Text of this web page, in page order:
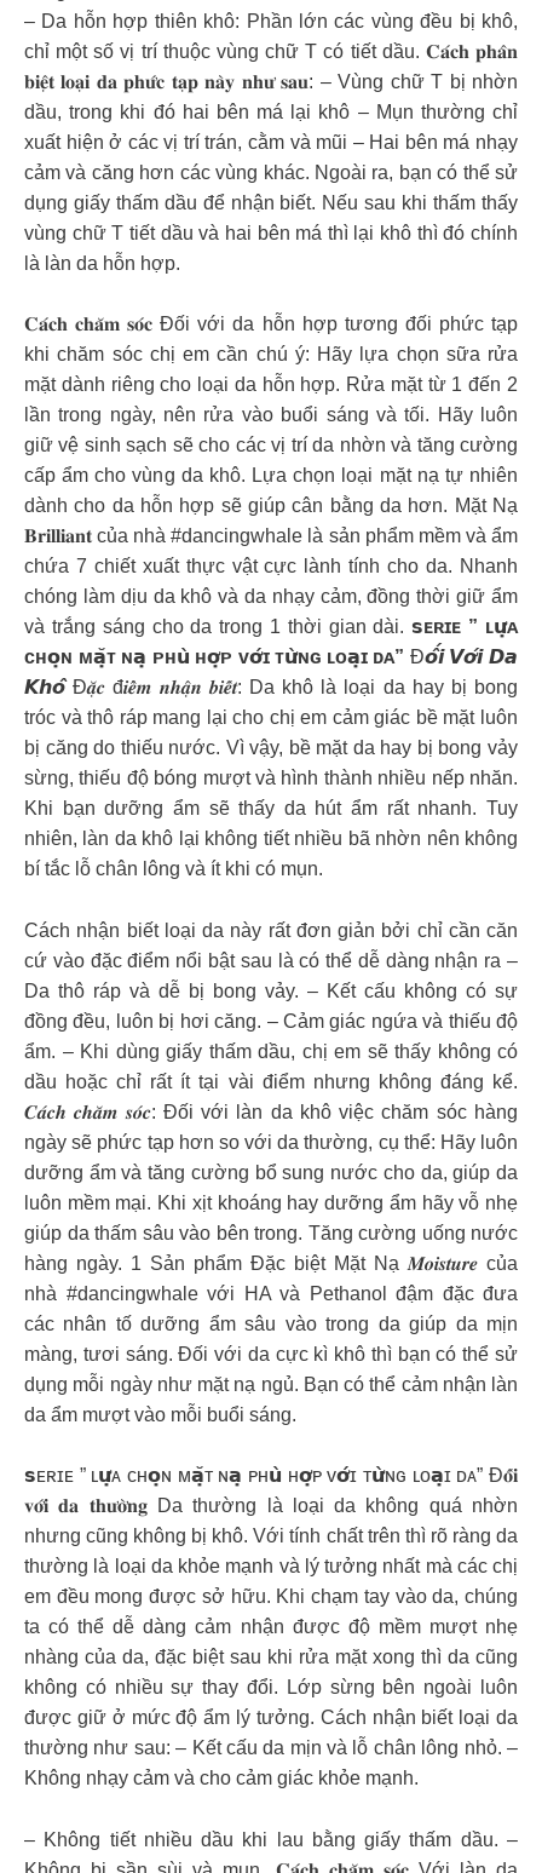
– Da hỗn hợp thiên khô: Phần lớn các vùng đều bị khô,
chỉ một số vị trí thuộc vùng chữ T có tiết dầu. 𝐂𝐚́𝐜𝐡 𝐩𝐡𝐚̂𝐧
𝐛𝐢𝐞̣̂𝐭 𝐥𝐨𝐚̣𝐢 𝐝𝐚 𝐩𝐡𝐮̛́𝐜 𝐭𝐚̣𝐩 𝐧𝐚̀𝐲 𝐧𝐡𝐮̛ 𝐬𝐚𝐮: – Vùng chữ T bị nhờn
dầu, trong khi đó hai bên má lại khô – Mụn thường chỉ
xuất hiện ở các vị trí trán, cằm và mũi – Hai bên má nhạy
cảm và căng hơn các vùng khác. Ngoài ra, bạn có thể sử
dụng giấy thấm dầu để nhận biết. Nếu sau khi thấm thấy
vùng chữ T tiết dầu và hai bên má thì lại khô thì đó chính
là làn da hỗn hợp.
𝐂𝐚́𝐜𝐡 𝐜𝐡𝐚̆𝐦 𝐬𝐨́𝐜 Đối với da hỗn hợp tương đối phức tạp
khi chăm sóc chị em cần chú ý: Hãy lựa chọn sữa rửa
mặt dành riêng cho loại da hỗn hợp. Rửa mặt từ 1 đến 2
lần trong ngày, nên rửa vào buổi sáng và tối. Hãy luôn
giữ vệ sinh sạch sẽ cho các vị trí da nhờn và tăng cường
cấp ẩm cho vùng da khô. Lựa chọn loại mặt nạ tự nhiên
dành cho da hỗn hợp sẽ giúp cân bằng da hơn. Mặt Nạ
𝐁𝐫𝐢𝐥𝐥𝐢𝐚𝐧𝐭 của nhà #dancingwhale là sản phẩm mềm và ẩm
chứa 7 chiết xuất thực vật cực lành tính cho da. Nhanh
chóng làm dịu da khô và da nhạy cảm, đồng thời giữ ẩm
và trắng sáng cho da trong 1 thời gian dài.𝘀ᴇʀɪᴇ ” ʟ𝘂̛̣ᴀ
ᴄʜ𝗼̣ɴ ᴍ𝗮̣̆ᴛ ɴ𝗮̣ ᴘʜ𝘂̀ ʜ𝗼̛̣ᴘ ᴠ𝗼̛́ɪ ᴛ𝘂̛̀ɴɢ ʟᴏ𝗮̣ɪ ᴅᴀ” Đ𝙤̂́𝙞 𝙑𝙤̛́𝙞 𝘿𝙖
𝙆𝙝𝙤̂ Đ𝒂̣̆𝒄 đ𝒊𝒆̂̉𝒎 𝒏𝒉𝒂̣̂𝒏 𝒃𝒊𝒆̂́𝒕: Da khô là loại da hay bị bong
tróc và thô ráp mang lại cho chị em cảm giác bề mặt luôn
bị căng do thiếu nước. Vì vậy, bề mặt da hay bị bong vảy
sừng, thiếu độ bóng mượt và hình thành nhiều nếp nhăn.
Khi bạn dưỡng ẩm sẽ thấy da hút ẩm rất nhanh. Tuy
nhiên, làn da khô lại không tiết nhiều bã nhờn nên không
bí tắc lỗ chân lông và ít khi có mụn.
Cách nhận biết loại da này rất đơn giản bởi chỉ cần căn
cứ vào đặc điểm nổi bật sau là có thể dễ dàng nhận ra –
Da thô ráp và dễ bị bong vảy. – Kết cấu không có sự
đồng đều, luôn bị hơi căng. – Cảm giác ngứa và thiếu độ
ẩm. – Khi dùng giấy thấm dầu, chị em sẽ thấy không có
dầu hoặc chỉ rất ít tại vài điểm nhưng không đáng kể.
𝑪𝒂́𝒄𝒉 𝒄𝒉𝒂̆𝒎 𝒔𝒐́𝒄: Đối với làn da khô việc chăm sóc hàng
ngày sẽ phức tạp hơn so với da thường, cụ thể: Hãy luôn
dưỡng ẩm và tăng cường bổ sung nước cho da, giúp da
luôn mềm mại. Khi xịt khoáng hay dưỡng ẩm hãy vỗ nhẹ
giúp da thấm sâu vào bên trong. Tăng cường uống nước
hàng ngày. 1 Sản phẩm Đặc biệt Mặt Nạ 𝑴𝒐𝒊𝒔𝒕𝒖𝒓𝒆 của
nhà #dancingwhale với HA và Pethanol đậm đặc đưa
các nhân tố dưỡng ẩm sâu vào trong da giúp da mịn
màng, tươi sáng. Đối với da cực kì khô thì bạn có thể sử
dụng mỗi ngày như mặt nạ ngủ. Bạn có thể cảm nhận làn
da ẩm mượt vào mỗi buổi sáng.
𝘀ᴇʀɪᴇ ” ʟ𝘂̛̣ᴀ ᴄʜ𝗼̣ɴ ᴍ𝗮̣̆ᴛ ɴ𝗮̣ ᴘʜ𝘂̀ ʜ𝗼̛̣ᴘ ᴠ𝗼̛́ɪ ᴛ𝘂̛̀ɴɢ ʟᴏ𝗮̣ɪ ᴅᴀ” Đ𝐨̂́𝐢
𝐯𝐨̛́𝐢 𝐝𝐚 𝐭𝐡𝐮̛𝐨̛̀𝐧𝐠 Da thường là loại da không quá nhờn
nhưng cũng không bị khô. Với tính chất trên thì rõ ràng da
thường là loại da khỏe mạnh và lý tưởng nhất mà các chị
em đều mong được sở hữu. Khi chạm tay vào da, chúng
ta có thể dễ dàng cảm nhận được độ mềm mượt nhẹ
nhàng của da, đặc biệt sau khi rửa mặt xong thì da cũng
không có nhiều sự thay đổi. Lớp sừng bên ngoài luôn
được giữ ở mức độ ẩm lý tưởng. Cách nhận biết loại da
thường như sau: – Kết cấu da mịn và lỗ chân lông nhỏ. –
Không nhạy cảm và cho cảm giác khỏe mạnh.
– Không tiết nhiều dầu khi lau bằng giấy thấm dầu. –